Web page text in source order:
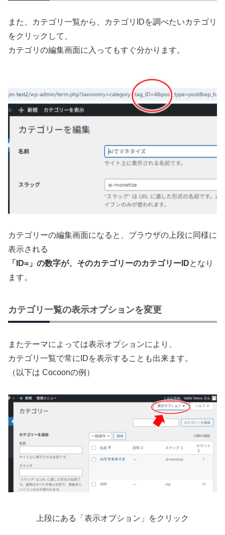
また、カテゴリ一覧から、カテゴリIDを調べたいカテゴリ
をクリックして、
カテゴリの編集画面に入ってもすぐ分かります。
カテゴリーの編集画面になると、ブラウザの上段に同様に
表示される
「ID=」の数字が、そのカテゴリーのカテゴリーIDとなり
ます。
カテゴリ一覧の表示オプションを変更
またテーマによっては表示オプションにより、
カテゴリ一覧で常にIDを表示することも出来ます。
（以下は Cocoonの例）
上段にある「表示オプション」をクリック